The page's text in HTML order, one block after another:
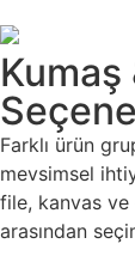
Farklı ürün
mevsimsel
file, kanvas
arasından